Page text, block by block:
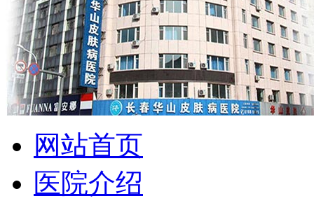
网站首页
医院介绍